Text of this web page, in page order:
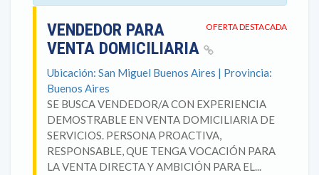
OFERTA DESTACADA
VENDEDOR PARA
VENTA DOMICILIARIA
Ubicación: San Miguel Buenos Aires | Provincia:
Buenos Aires
SE BUSCA VENDEDOR/A CON EXPERIENCIA
DEMOSTRABLE EN VENTA DOMICILIARIA DE
SERVICIOS. PERSONA PROACTIVA,
RESPONSABLE, QUE TENGA VOCACIÓN PARA
LA VENTA DIRECTA Y AMBICIÓN PARA EL...